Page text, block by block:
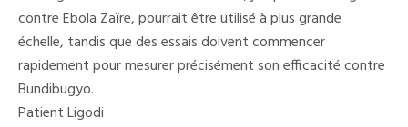
contre Ebola Zaïre, pourrait être utilisé à plus grande
échelle, tandis que des essais doivent commencer
rapidement pour mesurer précisément son efficacité contre
Bundibugyo.
Patient Ligodi